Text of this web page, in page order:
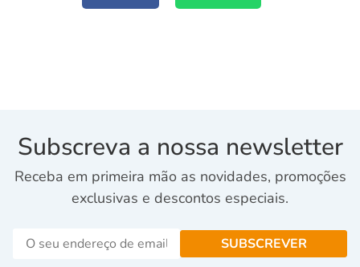
Subscreva a nossa newsletter
Receba em primeira mão as novidades, promoções
exclusivas e descontos especiais.